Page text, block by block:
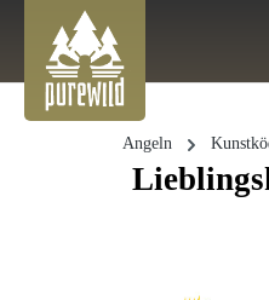
Zum Hauptinhalt springen
Suche
Angeln